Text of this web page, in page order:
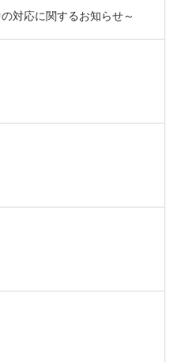
対応に関するお知らせ～